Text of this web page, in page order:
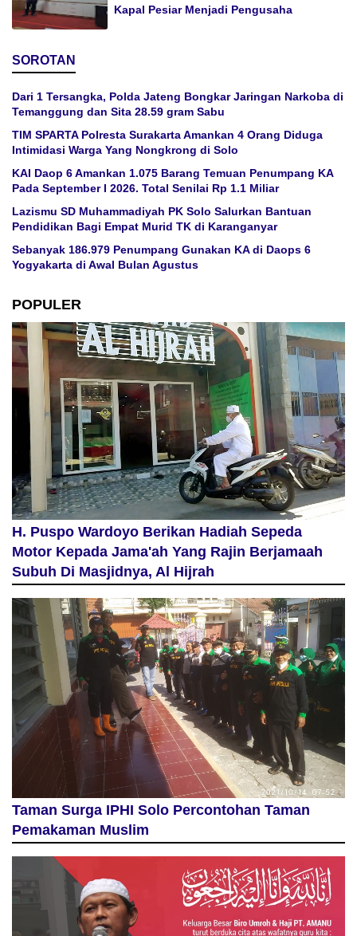
Kapal Pesiar Menjadi Pengusaha
SOROTAN
Dari 1 Tersangka, Polda Jateng Bongkar Jaringan Narkoba di
Temanggung dan Sita 28.59 gram Sabu
TIM SPARTA Polresta Surakarta Amankan 4 Orang Diduga
Intimidasi Warga Yang Nongkrong di Solo
KAI Daop 6 Amankan 1.075 Barang Temuan Penumpang KA
Pada September I 2026. Total Senilai Rp 1.1 Miliar
Lazismu SD Muhammadiyah PK Solo Salurkan Bantuan
Pendidikan Bagi Empat Murid TK di Karanganyar
Sebanyak 186.979 Penumpang Gunakan KA di Daops 6
Yogyakarta di Awal Bulan Agustus
POPULER
H. Puspo Wardoyo Berikan Hadiah Sepeda
Motor Kepada Jama'ah Yang Rajin Berjamaah
Subuh Di Masjidnya, Al Hijrah
Taman Surga IPHI Solo Percontohan Taman
Pemakaman Muslim